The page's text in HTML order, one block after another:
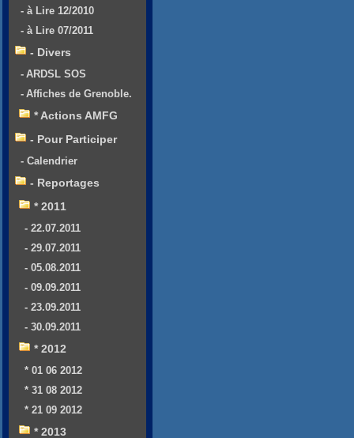
- à Lire 12/2010
- à Lire 07/2011
- Divers
- ARDSL SOS
- Affiches de Grenoble.
* Actions AMFG
- Pour Participer
- Calendrier
- Reportages
* 2011
- 22.07.2011
- 29.07.2011
- 05.08.2011
- 09.09.2011
- 23.09.2011
- 30.09.2011
* 2012
* 01 06 2012
* 31 08 2012
* 21 09 2012
* 2013